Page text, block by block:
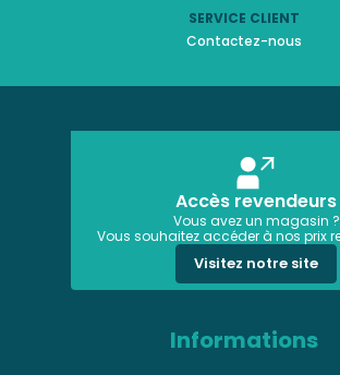
SERVICE CLIENT
Contactez-nous
Accès revendeurs
Vous avez un magasin ?
Vous souhaitez accéder à nos prix
Visitez notre site
Informations